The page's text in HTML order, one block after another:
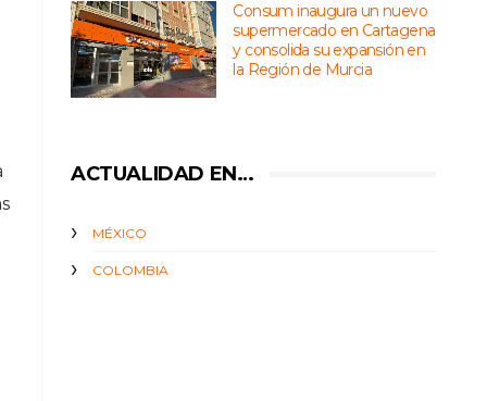
Consum inaugura un nuevo
supermercado en Cartagena
y consolida su expansión en
la Región de Murcia
ACTUALIDAD EN…
MÉXICO
COLOMBIA